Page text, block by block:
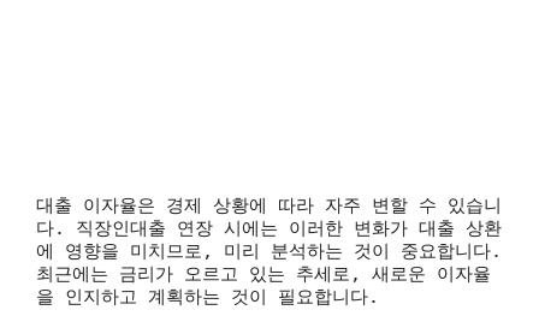
대출 이자율은 경제 상황에 따라 자주 변할 수 있습니
다. 직장인대출 연장 시에는 이러한 변화가 대출 상환
에 영향을 미치므로, 미리 분석하는 것이 중요합니다.
최근에는 금리가 오르고 있는 추세로, 새로운 이자율
을 인지하고 계획하는 것이 필요합니다.